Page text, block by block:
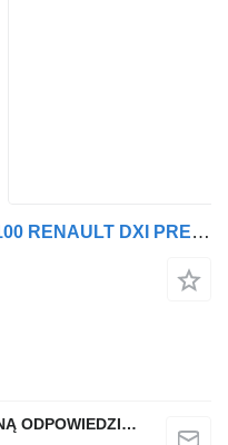
AIR DRYER VALVE APM EL 1100 RENAULT DXI PREMIUM RANGE D K06950 for Renault DXI PREMIUM GAMA D truck
QINDITO SPÓŁKA Z OGRANICZONĄ ODPOWIEDZIALNOŚCIĄ